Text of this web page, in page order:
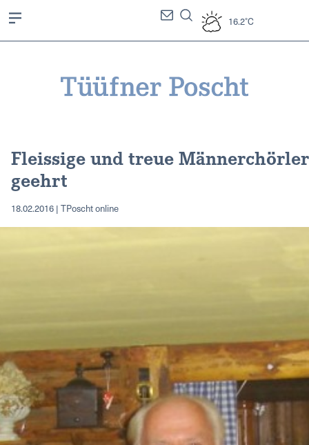
16.2°C
Fleissige und treue Männerchörler
geehrt
18.02.2016 | TPoscht online